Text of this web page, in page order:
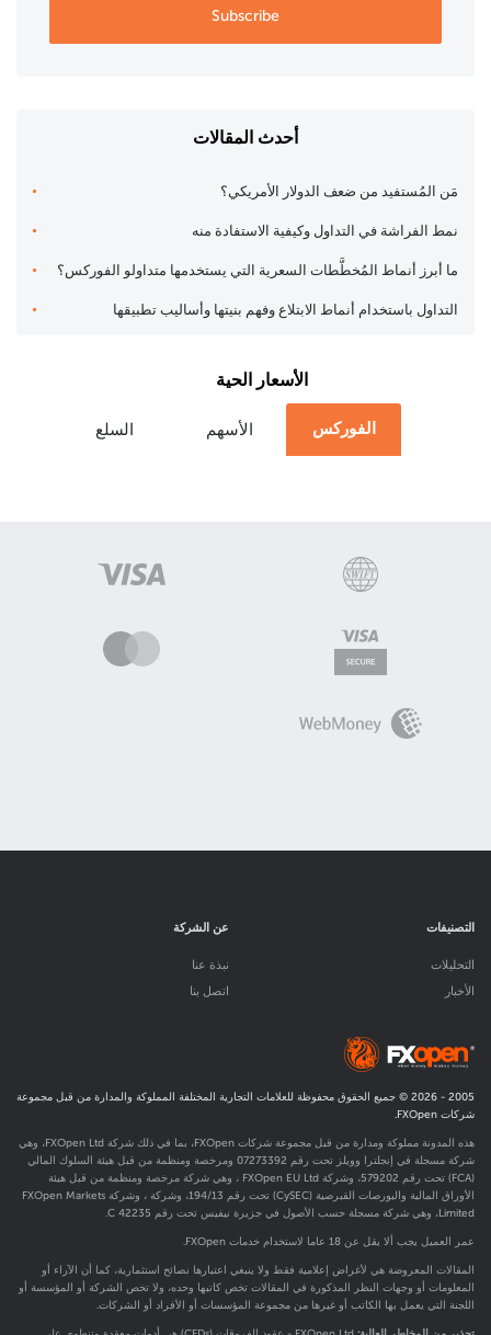
أحدث المقالات
مَن المُستفيد من ضعف الدولار الأمريكي؟
نمط الفراشة في التداول وكيفية الاستفادة منه
ما أبرز أنماط المُخطَّطات السعرية التي يستخدمها متداولو الفوركس؟
التداول باستخدام أنماط الابتلاع وفهم بنيتها وأساليب تطبيقها
الأسعار الحية
الفوركس الأسهم السلع
التصنيفات
التحليلات
الأخبار
عن الشركة
نبذة عنا
اتصل بنا
2005 -
2026 © جميع الحقوق محفوظة للعلامات التجارية المختلفة المملوكة والمدارة من قبل مجموعة
شركات FXOpen.
هذه المدونة مملوكة ومدارة من قبل مجموعة شركات FXOpen، بما في ذلك شركة FXOpen Ltd، وهي
شركة مسجلة في إنجلترا وويلز تحت رقم 07273392 ومرخصة ومنظمة من قبل هيئة السلوك المالي
(FCA) تحت رقم
579202
، وشركة FXOpen EU Ltd ، وهي شركة مرخصة ومنظمة من قبل هيئة
الأوراق المالية والبورصات القبرصية (CySEC) تحت رقم 194/13، وشركة ، وشركة FXOpen Markets
Limited، وهي شركة مسجلة حسب الأصول في جزيرة نيفيس تحت رقم C 42235.
عمر العميل يجب ألا يقل عن 18 عاما لاستخدام خدمات FXOpen.
المقالات المعروضة هي لأغراض إعلامية فقط ولا ينبغي اعتبارها نصائح استثمارية، كما أن الآراء أو
المعلومات أو وجهات النظر المذكورة في المقالات تخص كاتبها وحده، ولا تخص الشركة أو المؤسسة أو
اللجنة التي يعمل بها الكاتب أو غيرها من مجموعة المؤسسات أو الأفراد أو الشركات.